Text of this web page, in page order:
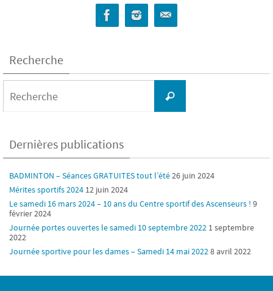
Recherche
Recherche
Dernières publications
BADMINTON – Séances GRATUITES tout l’été26 juin 2024
Mérites sportifs 2024 12 juin 2024
Le samedi 16 mars 2024 – 10 ans du Centre sportif des Ascenseurs ! 9
février 2024
Journée portes ouvertes le samedi 10 septembre 2022 1 septembre
2022
Journée sportive pour les dames – Samedi 14 mai 20228 avril 2022